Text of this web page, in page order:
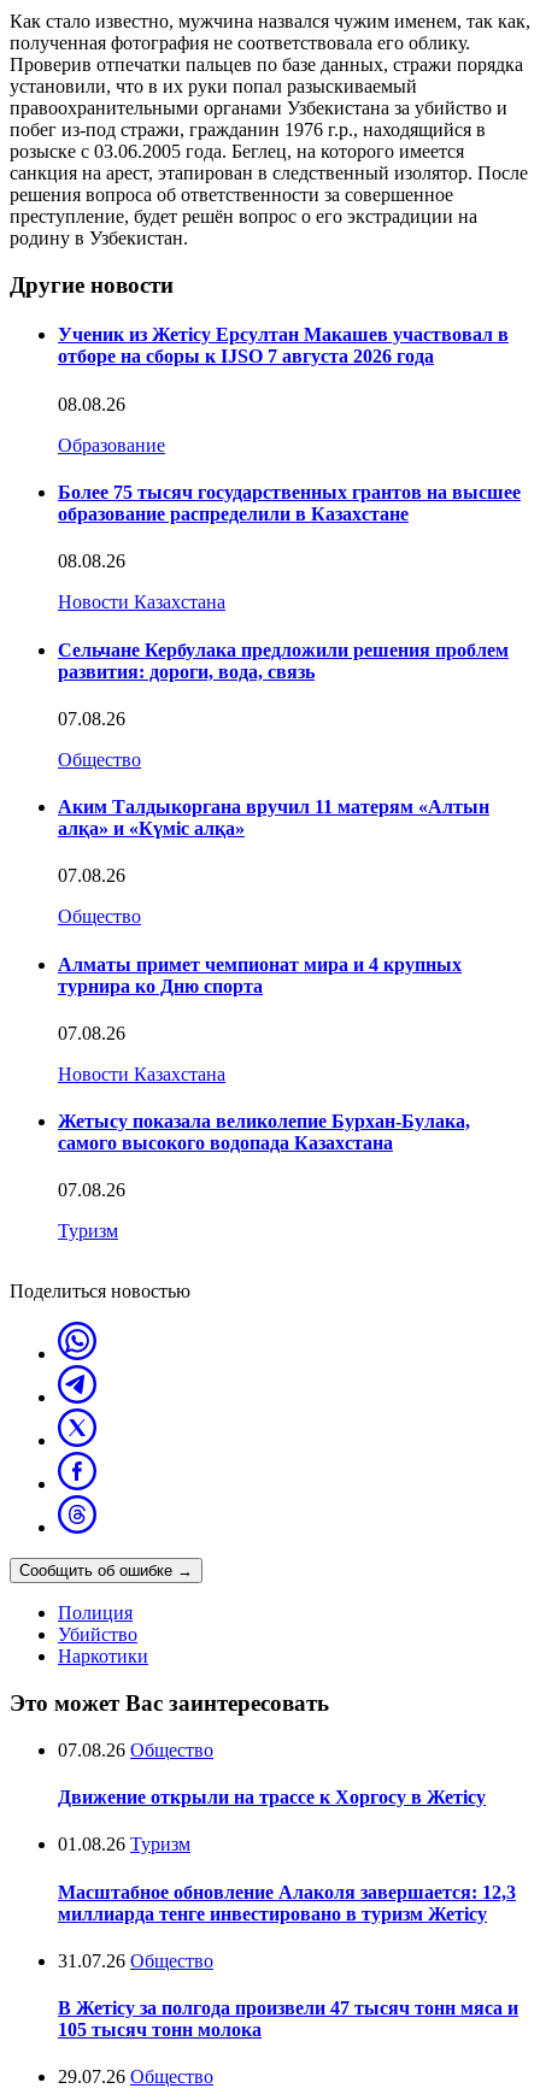
Как стало известно, мужчина назвался чужим именем, так как,
полученная фотография не соответствовала его облику.
Проверив отпечатки пальцев по базе данных, стражи порядка
установили, что в их руки попал разыскиваемый
правоохранительными органами Узбекистана за убийство и
побег из-под стражи, гражданин 1976 г.р., находящийся в
розыске с 03.06.2005 года. Беглец, на которого имеется
санкция на арест, этапирован в следственный изолятор. После
решения вопроса об ответственности за совершенное
преступление, будет решён вопрос о его экстрадиции на
родину в Узбекистан.
Другие новости
Ученик из Жетісу Ерсултан Макашев участвовал в
отборе на сборы к IJSO 7 августа 2026 года
08.08.26
Образование
Более 75 тысяч государственных грантов на высшее
образование распределили в Казахстане
08.08.26
Новости Казахстана
Сельчане Кербулака предложили решения проблем
развития: дороги, вода, связь
07.08.26
Общество
Аким Талдыкоргана вручил 11 матерям «Алтын
алқа» и «Күміс алқа»
07.08.26
Общество
Алматы примет чемпионат мира и 4 крупных
турнира ко Дню спорта
07.08.26
Новости Казахстана
Жетысу показала великолепие Бурхан-Булака,
самого высокого водопада Казахстана
07.08.26
Туризм
Поделиться новостью
Сообщить об ошибке →
Полиция
Убийство
Наркотики
Это может Вас заинтересовать
07.08.26 Общество
Движение открыли на трассе к Хоргосу в Жетісу
01.08.26 Туризм
Масштабное обновление Алаколя завершается: 12,3
миллиарда тенге инвестировано в туризм Жетісу
31.07.26 Общество
В Жетісу за полгода произвели 47 тысяч тонн мяса и
105 тысяч тонн молока
29.07.26 Общество